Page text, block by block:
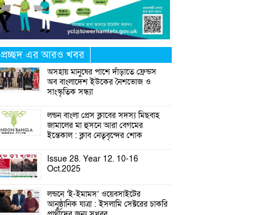
প্রচ্ছদ এর আরও খবর
অসহায় মানুষের পাশে দাঁড়াতে ফ্রেন্ডস
অব বাংলাদেশ ইউকের নৈশভোজ ও
সাংস্কৃতিক সন্ধ্যা
লন্ডন বাংলা প্রেস ক্লাবের সদস্য মিছবাহ
জামালের মা হুসনে আরা বেগমের
ইন্তেকাল : ক্লাব নেতৃবৃন্দের শোক
Issue 28. Year 12. 10-16
Oct.2025
লন্ডনে ‘ই-ইমামস’ ওয়েবসাইটের
আনুষ্ঠানিক যাত্রা : ইসলামি সেক্টরের চাকরি